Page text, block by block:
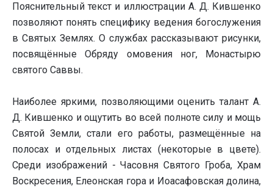
Пояснительный текст и иллюстрации А. Д. Кившенко
позволяют понять специфику ведения богослужения
в Святых Землях. О службах рассказывают рисунки,
посвящённые Обряду омовения ног, Монастырю
святого Саввы.
Наиболее яркими, позволяющими оценить талант А.
Д. Кившенко и ощутить во всей полноте силу и мощь
Святой Земли, стали его работы, размещённые на
полосах и отдельных листах (некоторые в цвете).
Среди изображений - Часовня Святого Гроба, Храм
Воскресения, Елеонская гора и Иоасафовская долина,